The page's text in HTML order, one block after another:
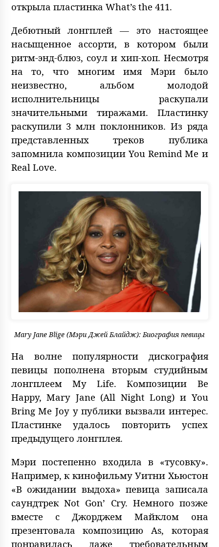
открыла пластинка What’s the 411.
Дебютный лонгплей — это настоящее
насыщенное ассорти, в котором были
ритм-энд-блюз, соул и хип-хоп. Несмотря
на то, что многим имя Мэри было
неизвестно, альбом молодой
исполнительницы раскупали
значительными тиражами. Пластинку
раскупили 3 млн поклонников. Из ряда
представленных треков публика
запомнила композиции You Remind Me и
Real Love.
Mary Jane Blige (Мэри Джей Блайдж): Биография певицы
На волне популярности дискография
певицы пополнена вторым студийным
лонгплеем My Life. Композиции Be
Happy, Mary Jane (All Night Long) и You
Bring Me Joy у публики вызвали интерес.
Пластинке удалось повторить успех
предыдущего лонгплея.
Мэри постепенно входила в «тусовку».
Например, к кинофильму Уитни Хьюстон
«В ожидании выдоха» певица записала
саундтрек Not Gon’ Cry. Немного позже
вместе с Джорджем Майклом она
презентовала композицию As, которая
понравилась даже требовательным